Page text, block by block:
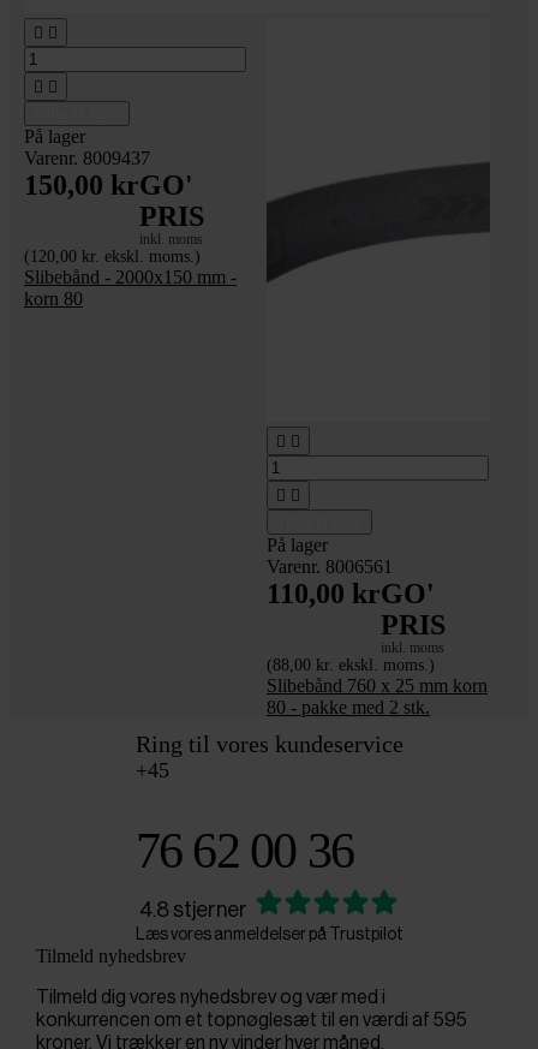
 
 
På lager
Varenr. 8009437
150,00 krGO'
PRIS
inkl. moms
(120,00 kr. ekskl. moms.)
Slibebånd - 2000x150 mm -
korn 80
 
 
På lager
Varenr. 8006561
110,00 krGO'
PRIS
inkl. moms
(88,00 kr. ekskl. moms.)
Slibebånd 760 x 25 mm korn
80 - pakke med 2 stk.
Ring til vores kundeservice
+45
76 62 00 36
4.8 stjerner
Læs vores anmeldelser på Trustpilot
Tilmeld nyhedsbrev
Tilmeld dig vores nyhedsbrev og vær med i
konkurrencen om et topnøglesæt til en værdi af 595
kroner. Vi trækker en ny vinder hver måned.